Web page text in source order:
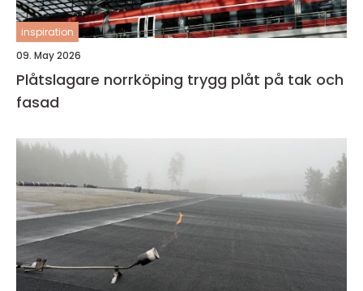
inspiration
09. May 2026
Plåtslagare norrköping trygg plåt på tak och
fasad